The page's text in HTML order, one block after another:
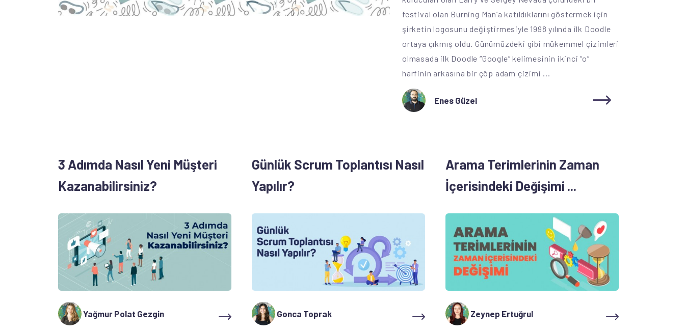
festival olan Burning Man’a katıldıklarını göstermek için
şirketin logosunu değiştirmesiyle 1998 yılında ilk Doodle
ortaya çıkmış oldu. Günümüzdeki gibi mükemmel çizimleri
olmasada ilk Doodle “Google” kelimesinin ikinci “o”
harfinin arkasına bir çöp adam çizimi ...
Enes Güzel
3 Adımda Nasıl Yeni Müşteri
Kazanabilirsiniz?
Yağmur Polat Gezgin
Günlük Scrum Toplantısı Nasıl
Yapılır?
Gonca Toprak
Arama Terimlerinin Zaman
İçerisindeki Değişimi ...
Zeynep Ertuğrul